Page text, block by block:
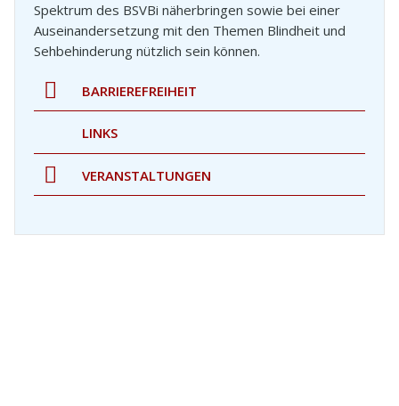
Spektrum des BSVBi näherbringen sowie bei einer
Auseinandersetzung mit den Themen Blindheit und
Sehbehinderung nützlich sein können.
BARRIEREFREIHEIT
LINKS
VERANSTALTUNGEN